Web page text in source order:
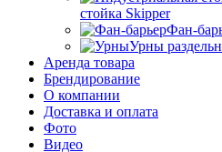
стойка Skipper
Фан-
Урны
Аренда товара
Брендирование
О компании
Доставка и оплата
Фото
Видео